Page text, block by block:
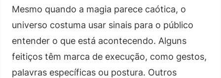
Mesmo quando a magia parece caótica, o
universo costuma usar sinais para o público
entender o que está acontecendo. Alguns
feitiços têm marca de execução, como gestos,
palavras específicas ou postura. Outros